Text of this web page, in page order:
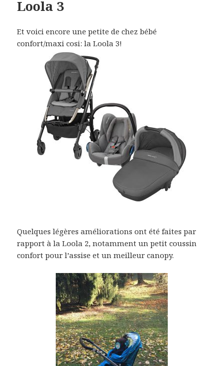
Loola 3
Et voici encore une petite de chez bébé
confort/maxi cosi: la Loola 3!
Quelques légères améliorations ont été faites par
rapport à la Loola 2, notamment un petit coussin
confort pour l’assise et un meilleur canopy.